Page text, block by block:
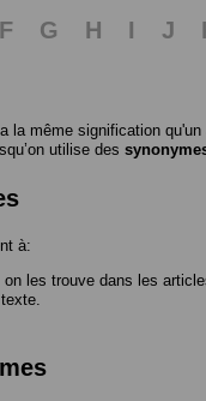
F G H I J
la même signification
utilise des
à:
on les trouve dans les